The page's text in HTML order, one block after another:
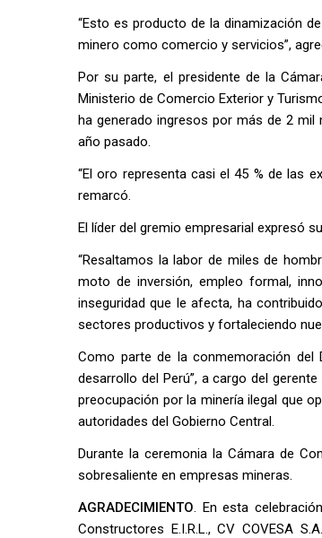
“Esto es producto de la dinamización
minero como comercio y servicios”,
Por su parte, el presidente de la
Ministerio de Comercio Exterior y
ha generado ingresos por más de 2 mil
año pasado.
“El oro representa casi el 45 % de las
remarcó.
El líder del gremio empresarial expresó
“Resaltamos la labor de miles de
moto de inversión, empleo formal,
inseguridad que le afecta, ha
sectores productivos y fortaleciendo
Como parte de la conmemoración del
desarrollo del Perú”, a cargo del
preocupación por la minería ilegal que
autoridades del Gobierno Central.
Durante la ceremonia la Cámara de
sobresaliente en empresas mineras.
AGRADECIMIENTO. En esta
Constructores E.I.R.L., CV COVESA